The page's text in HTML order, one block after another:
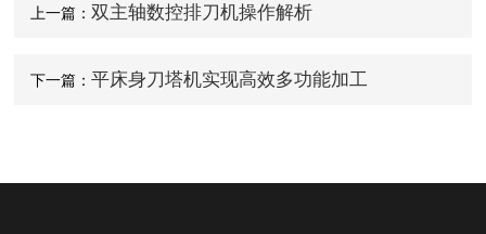
上一篇： 双主轴数控排刀机操作解析
下一篇： 平床身刀塔机实现高效多功能加工